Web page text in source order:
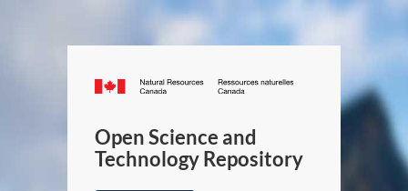
Canada.ca
/
Canada
Open Science and
Technology Repository